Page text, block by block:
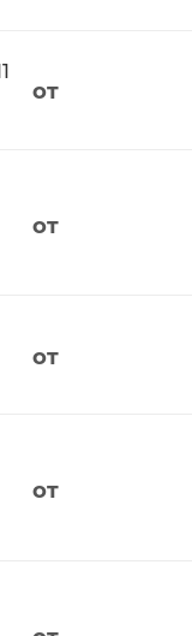
от
от
от
от